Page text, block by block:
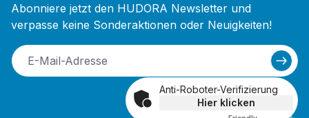
Abonniere jetzt den HUDORA Newsletter und
verpasse keine Sonderaktionen oder Neuigkeiten!
Anti-Roboter-Verifizierung
Hier klicken